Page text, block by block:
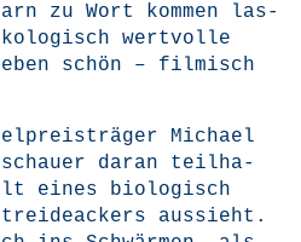
zu Wort kom­men las­
wert­vol­le
schön – fil­misch
Micha­el
dar­an teil­ha­
eines bio­lo­gisch
aus­sieht.